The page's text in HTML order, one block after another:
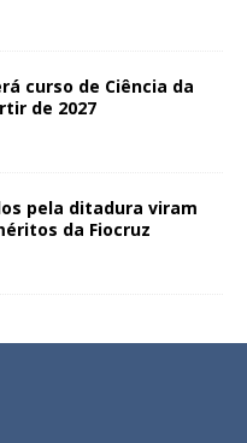
curso de Ciência da
de 2027
pela ditadura viram
da Fiocruz